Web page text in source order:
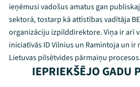
Jaunumi
Ziedo
Veikals
Kontakti
ieņēmusi vadošus amatus gan
sektorā, tostarp kā attīstības vadītāja
organizāciju izpilddirektore. Viņa ir arī
iniciatīvās ID Vilnius un Ramintoja un ir
Lietuvas pilsētvides pārmaiņu procesos.
IEPRIEKŠĒJO GADU